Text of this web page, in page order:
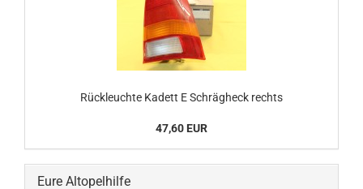
Rückleuchte Kadett E Schrägheck rechts
47,60 EUR
Eure Altopelhilfe